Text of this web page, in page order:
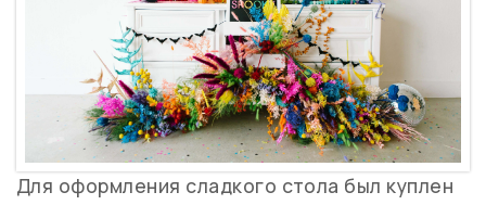
Для оформления сладкого стола был куплен